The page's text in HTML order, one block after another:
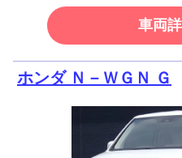
車両
ホンダ Ｎ－ＷＧＮ Ｇ